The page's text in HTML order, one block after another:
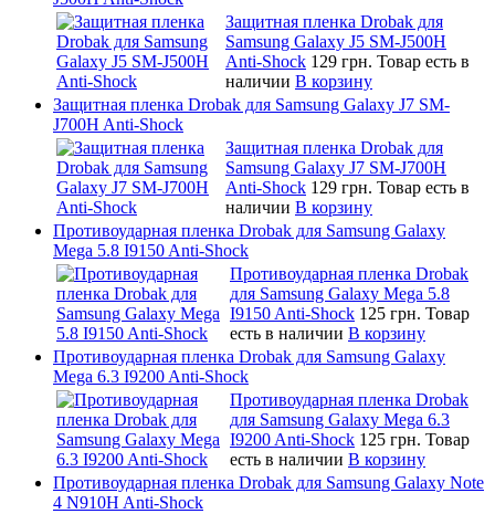
Защитная пленка Drobak для
Samsung Galaxy J5 SM-J500H
Anti-Shock 129 грн. Товар есть в
наличии В корзину
Защитная пленка Drobak для Samsung Galaxy J7 SM-
J700H Anti-Shock
Защитная пленка Drobak для
Samsung Galaxy J7 SM-J700H
Anti-Shock 129 грн. Товар есть в
наличии В корзину
Противоударная пленка Drobak для Samsung Galaxy
Mega 5.8 I9150 Anti-Shock
Противоударная пленка Drobak
для Samsung Galaxy Mega 5.8
I9150 Anti-Shock 125 грн. Товар
есть в наличии В корзину
Противоударная пленка Drobak для Samsung Galaxy
Mega 6.3 I9200 Anti-Shock
Противоударная пленка Drobak
для Samsung Galaxy Mega 6.3
I9200 Anti-Shock 125 грн. Товар
есть в наличии В корзину
Противоударная пленка Drobak для Samsung Galaxy Note
4 N910H Anti-Shock